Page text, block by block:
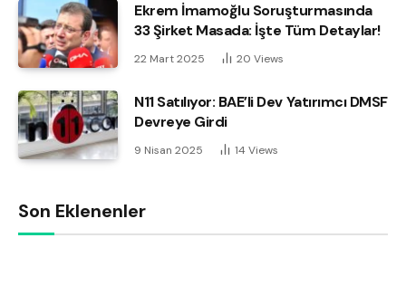
Ekrem İmamoğlu Soruşturmasında
33 Şirket Masada: İşte Tüm Detaylar!
22 Mart 2025 20 Views
N11 Satılıyor: BAE’li Dev Yatırımcı DMSF
Devreye Girdi
9 Nisan 2025 14 Views
Son Eklenenler